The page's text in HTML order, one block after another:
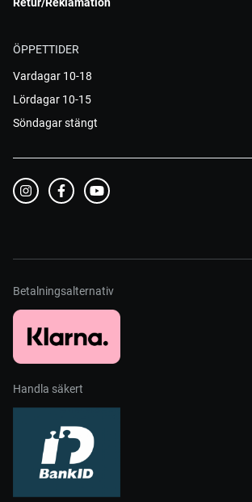
ÖPPETTIDER
Vardagar 10-18
Lördagar 10-15
Söndagar stängt
Betalningsalternativ
Handla säkert